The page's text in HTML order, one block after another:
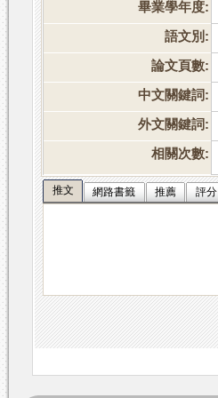
畢業學年度:
語文別:
論文頁數:
中文關鍵詞:
外文關鍵詞:
相關次數:
推文 網路書籤 推薦 評分